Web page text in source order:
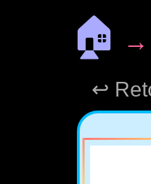
🏠 →
↩